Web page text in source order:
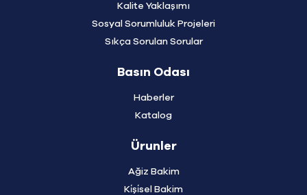
Kalite Yaklaşımı
Sosyal Sorumluluk Projeleri
Sıkça Sorulan Sorular
Basın Odası
Haberler
Katalog
Ürunler
Ağiz Bakim
Ki̇şi̇sel Bakim